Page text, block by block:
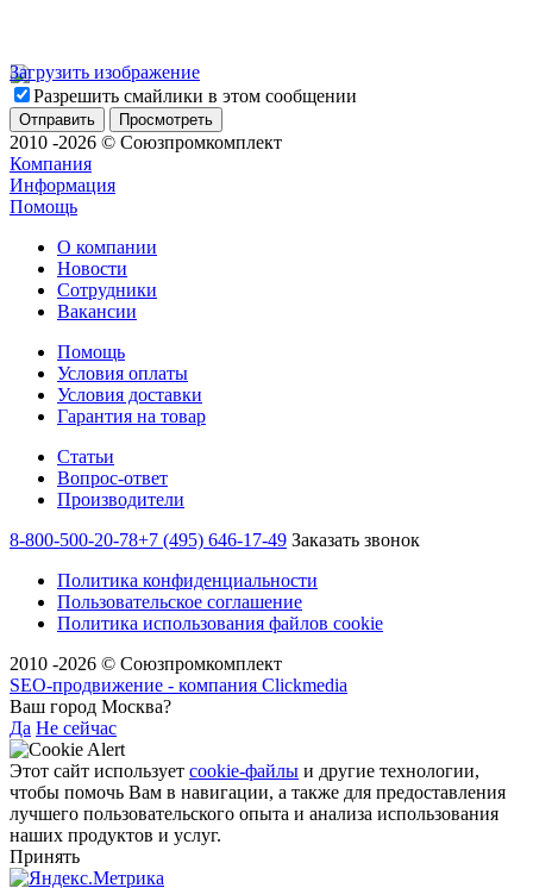
Загрузить изображение
Разрешить смайлики в этом сообщении
2010 -2026 © Союзпромкомплект
Компания
Информация
Помощь
О компании
Новости
Сотрудники
Вакансии
Помощь
Условия оплаты
Условия доставки
Гарантия на товар
Статьи
Вопрос-ответ
Производители
8-800-500-20-78+7 (495) 646-17-49 Заказать звонок
Политика конфиденциальности
Пользовательское соглашение
Политика использования файлов cookie
2010 -2026 © Союзпромкомплект
SEO-продвижение - компания Clickmedia
Ваш город Москва?
Да Не сейчас
Этот сайт использует cookie-файлы и другие технологии,
чтобы помочь Вам в навигации, а также для предоставления
лучшего пользовательского опыта и анализа использования
наших продуктов и услуг.
Принять